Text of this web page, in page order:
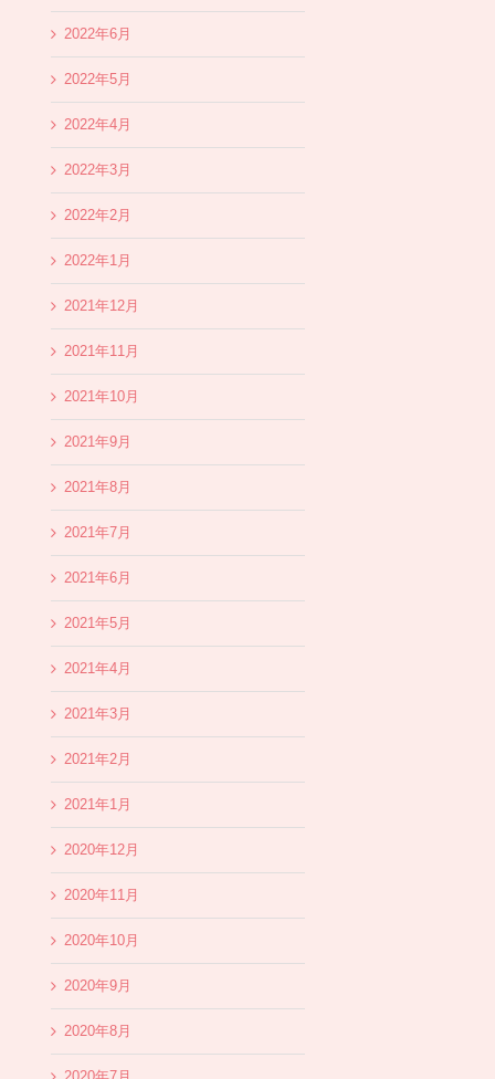
2022年6月
2022年5月
2022年4月
2022年3月
2022年2月
2022年1月
2021年12月
2021年11月
2021年10月
2021年9月
2021年8月
2021年7月
2021年6月
2021年5月
2021年4月
2021年3月
2021年2月
2021年1月
2020年12月
2020年11月
2020年10月
2020年9月
2020年8月